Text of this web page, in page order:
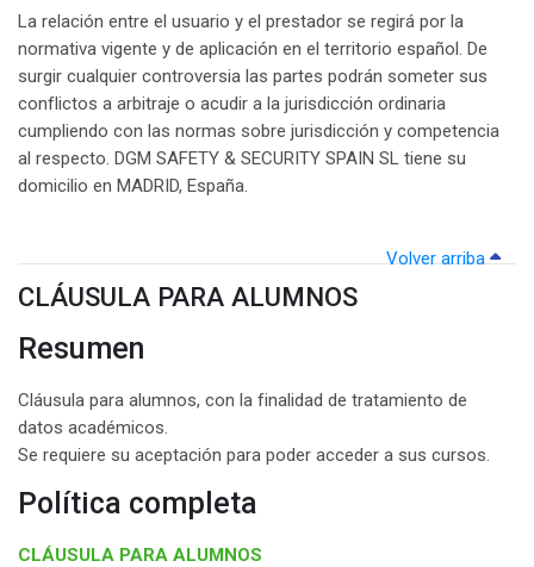
La relación entre el usuario y el prestador se regirá por la
normativa vigente y de aplicación en el territorio español. De
surgir cualquier controversia las partes podrán someter sus
conflictos a arbitraje o acudir a la jurisdicción ordinaria
cumpliendo con las normas sobre jurisdicción y competencia
al respecto. DGM SAFETY & SECURITY SPAIN SL tiene su
domicilio en MADRID, España.
Volver arriba
CLÁUSULA PARA ALUMNOS
Resumen
Cláusula para alumnos, con la finalidad de tratamiento de
datos académicos.
Se requiere su aceptación para poder acceder a sus cursos.
Política completa
CLÁUSULA PARA ALUMNOS